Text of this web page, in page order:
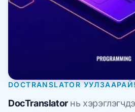
DOCTRANSLATOR УУЛЗААРАЙ!
DocTranslatorнь